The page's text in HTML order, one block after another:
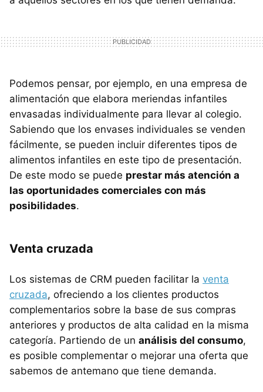
Podemos pensar, por ejemplo, en una empresa de
alimentación que elabora meriendas infantiles
envasadas individualmente para llevar al colegio.
Sabiendo que los envases individuales se venden
fácilmente, se pueden incluir diferentes tipos de
alimentos infantiles en este tipo de presentación.
De este modo se puede prestar más atención a
las oportunidades comerciales con más
posibilidades.
Venta cruzada
Los sistemas de CRM pueden facilitar la venta
cruzada, ofreciendo a los clientes productos
complementarios sobre la base de sus compras
anteriores y productos de alta calidad en la misma
categoría. Partiendo de un análisis del consumo,
es posible complementar o mejorar una oferta que
sabemos de antemano que tiene demanda.